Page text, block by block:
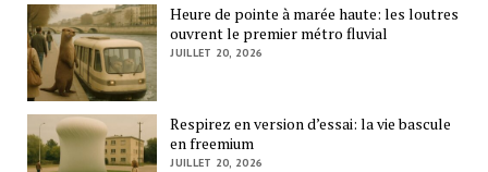
Heure de pointe à marée haute: les loutres
ouvrent le premier métro fluvial
JUILLET 20, 2026
Respirez en version d’essai: la vie bascule
en freemium
JUILLET 20, 2026